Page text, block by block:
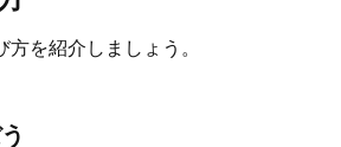
を紹介しましょう。